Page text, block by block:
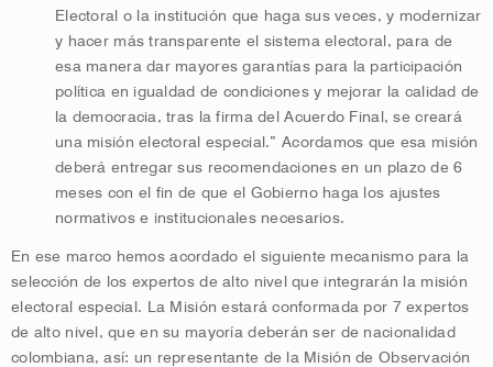
Electoral o la institución que haga sus veces, y modernizar
y hacer más transparente el sistema electoral, para de
esa manera dar mayores garantías para la participación
política en igualdad de condiciones y mejorar la calidad de
la democracia, tras la firma del Acuerdo Final, se creará
una misión electoral especial.” Acordamos que esa misión
deberá entregar sus recomendaciones en un plazo de 6
meses con el fin de que el Gobierno haga los ajustes
normativos e institucionales necesarios.
En ese marco hemos acordado el siguiente mecanismo para la
selección de los expertos de alto nivel que integrarán la misión
electoral especial. La Misión estará conformada por 7 expertos
de alto nivel, que en su mayoría deberán ser de nacionalidad
colombiana, así: un representante de la Misión de Observación